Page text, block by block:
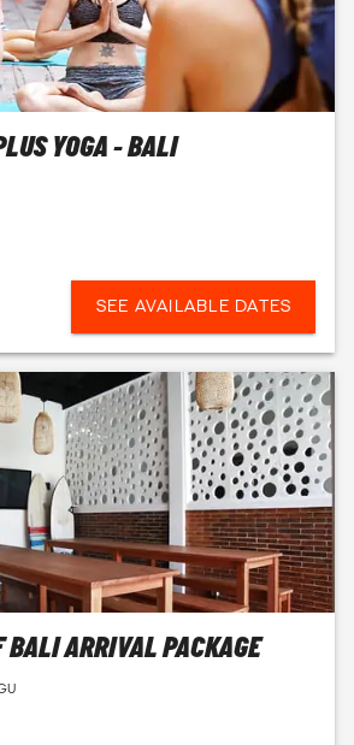
YOGA - BALI
SEE AVAILABLE DATES
BALI ARRIVAL PACKAGE